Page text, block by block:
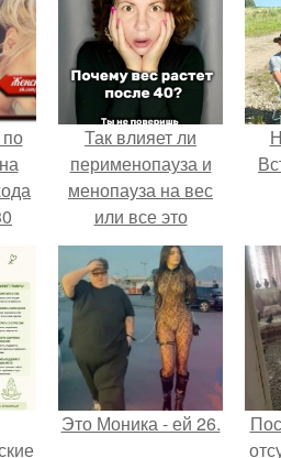
Так влияет ли
перименопауза и
менопауза на вес
или все это
ерунда?
Это Моника - ей 26.